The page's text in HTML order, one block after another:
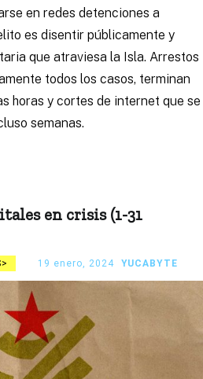
en redes detenciones a
es disentir públicamente y
que atraviesa la Isla. Arrestos
todos los casos, terminan
horas y cortes de internet que se
semanas.
en crisis (1-31
19 enero, 2024 YUCABYTE